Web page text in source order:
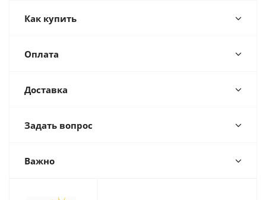
Как купить
Оплата
Доставка
Задать вопрос
Важно